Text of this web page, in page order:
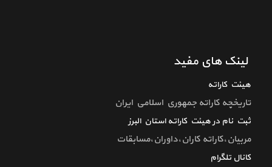
لینک های مفید
هیئت کاراته
تاريخچه كاراته جمهوري اسلامي ايران
ثبت نام در هیئت کاراته استان البرز
مربیان،کاراته کاران،داوران،مسابقات
کانال تلگرام